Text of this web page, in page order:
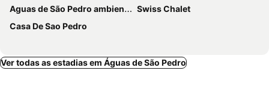
Aguas de São Pedro ambiente Familiar e Aconchegante
Swiss Chalet
Casa De Sao Pedro
Ver todas as estadias em Águas de São Pedro